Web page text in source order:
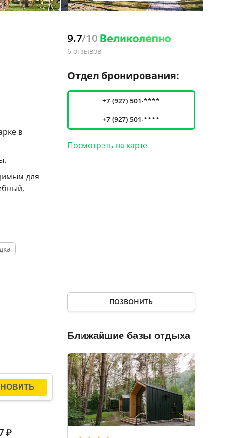
в
для
мастерами
₽
9.7/10
6 отзывов
Отдел бронирования:
+7 (927) 501-****
+7 (927) 501-****
Посмотреть на карте
ПОЗВОНИТЬ
Ближайшие базы отдыха